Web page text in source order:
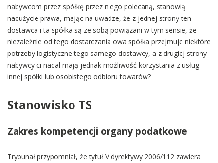
nabywcom przez spółkę przez niego polecaną, stanowią
nadużycie prawa, mając na uwadze, że z jednej strony ten
dostawca i ta spółka są ze sobą powiązani w tym sensie, że
niezależnie od tego dostarczania owa spółka przejmuje niektóre
potrzeby logistyczne tego samego dostawcy, a z drugiej strony
nabywcy ci nadal mają jednak możliwość korzystania z usług
innej spółki lub osobistego odbioru towarów?
Stanowisko TS
Zakres kompetencji organy podatkowe
Trybunał przypomniał, że tytuł V dyrektywy 2006/112 zawiera